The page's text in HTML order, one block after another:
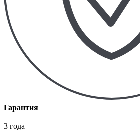
Гарантия
3 года